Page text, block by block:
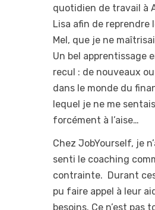
quotidien de travail à
Lisa afin de reprendre
Mel, que je ne
Un bel apprentissage
recul : de nouveaux
dans le monde du
lequel je ne me
forcément à l’aise…
Chez JobYourself, je
senti le coaching
contrainte. Durant ces
pu faire appel à leur
besoins. Ce n’est pas